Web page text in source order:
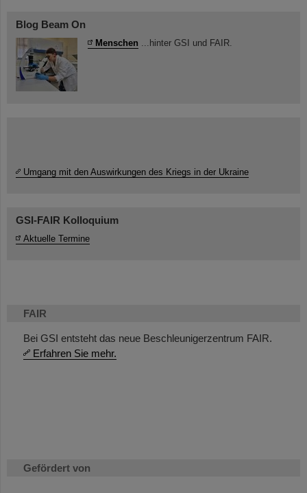
FAIR
Bei GSI entsteht das neue Beschleunigerzentrum FAIR.
Erfahren Sie mehr.
Gefördert von
Blog Beam On
Menschen ...hinter GSI und FAIR.
Umgang mit den Auswirkungen des Kriegs in der Ukraine
GSI-FAIR Kolloquium
Aktuelle Termine